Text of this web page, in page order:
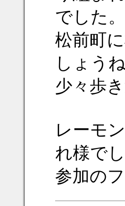
でした。
松前町
しょうね
少々歩
レーモ
れ様でし
参加の